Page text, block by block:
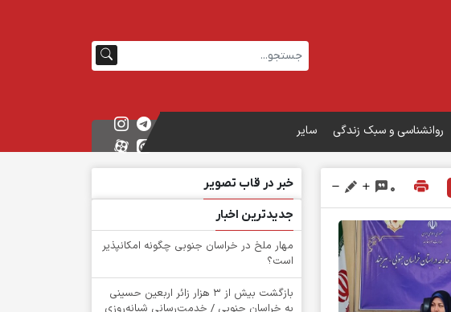
روانشناسی و سبک زندگی سایر
0
خبر در قاب تصویر
جدیدترین اخبار
‌مهار ملخ در خراسان جنوبی چگونه امکانپذیر
است؟
بازگشت بیش از ۳ هزار زائر اربعین حسینی
به خراسان جنوبی / خدمت‌رسانی شبانه‌روزی